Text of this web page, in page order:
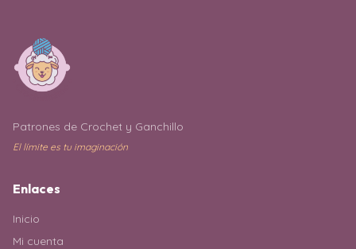
Patrones de Crochet y Ganchillo
El límite es tu imaginación
Enlaces
Inicio
Mi cuenta